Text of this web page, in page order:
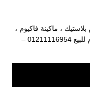
بلاستيك ، ماكينة فاكيوم ،
ماكينة فاكيوم تغليف وسحب الهواء ، فاكيوم للبيع 01211116954 –